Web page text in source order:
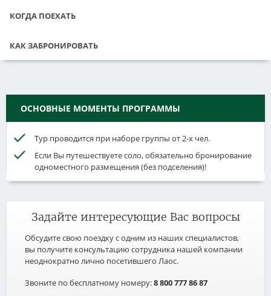
КОГДА ПОЕХАТЬ
КАК ЗАБРОНИРОВАТЬ
ОСНОВНЫЕ МОМЕНТЫ ПРОГРАММЫ
Тур проводится при наборе группы от 2-х чел.
Если Вы путешествуете соло, обязательно бронирование
одноместного размещения (без подселения)!
Задайте интересующие Вас вопросы
Обсудите свою поездку с одним из наших специалистов,
вы получите консультацию сотрудника нашей компании
неоднократно лично посетившего Лаос.
Звоните по бесплатному номеру:8 800 777 86 87